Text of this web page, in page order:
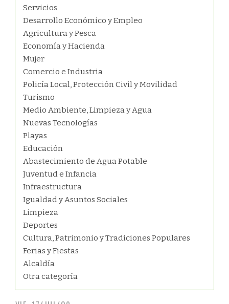
Servicios
Desarrollo Económico y Empleo
Agricultura y Pesca
Economía y Hacienda
Mujer
Comercio e Industria
Policía Local, Protección Civil y Movilidad
Turismo
Medio Ambiente, Limpieza y Agua
Nuevas Tecnologías
Playas
Educación
Abastecimiento de Agua Potable
Juventud e Infancia
Infraestructura
Igualdad y Asuntos Sociales
Limpieza
Deportes
Cultura, Patrimonio y Tradiciones Populares
Ferias y Fiestas
Alcaldía
Otra categoría